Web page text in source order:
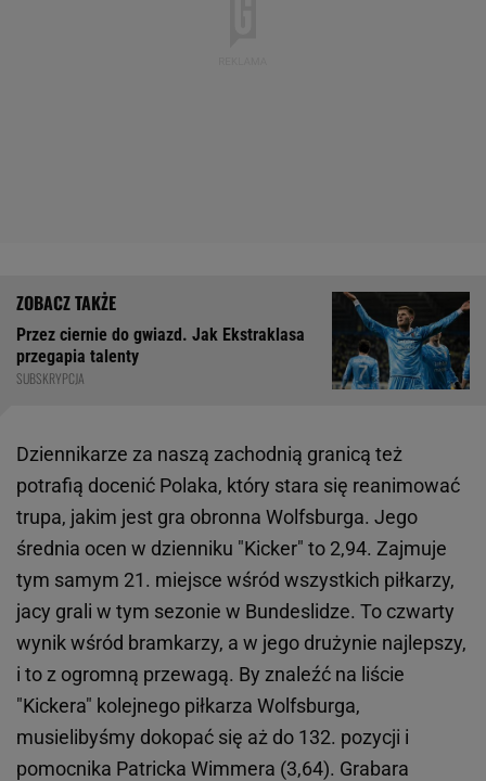
Przez ciernie do gwiazd. Jak Ekstraklasa
przegapia talenty
SUBSKRYPCJA
Dziennikarze za naszą zachodnią granicą też
potrafią docenić Polaka, który stara się reanimować
trupa, jakim jest gra obronna Wolfsburga. Jego
średnia ocen w dzienniku "Kicker" to 2,94. Zajmuje
tym samym 21. miejsce wśród wszystkich piłkarzy,
jacy grali w tym sezonie w Bundeslidze. To czwarty
wynik wśród bramkarzy, a w jego drużynie najlepszy,
i to z ogromną przewagą. By znaleźć na liście
"Kickera" kolejnego piłkarza Wolfsburga,
musielibyśmy dokopać się aż do 132. pozycji i
pomocnika Patricka Wimmera (3,64). Grabara